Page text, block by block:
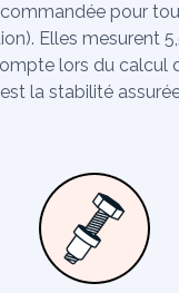
pour
Elles mesurent
lors du calcul
la stabilité